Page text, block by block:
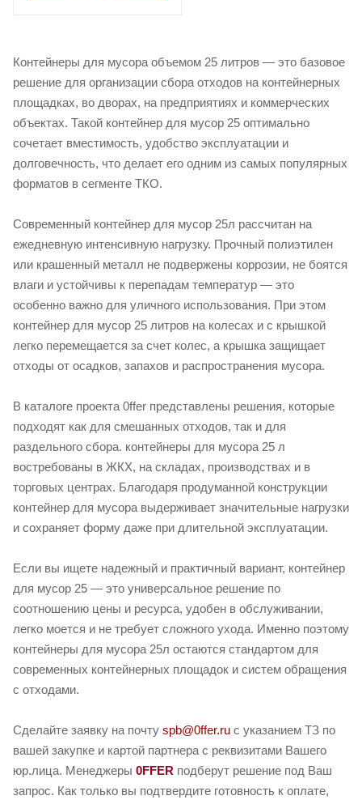
Контейнеры для мусора объемом 25 литров — это базовое
решение для организации сбора отходов на контейнерных
площадках, во дворах, на предприятиях и коммерческих
объектах. Такой контейнер для мусор 25 оптимально
сочетает вместимость, удобство эксплуатации и
долговечность, что делает его одним из самых популярных
форматов в сегменте ТКО.
Современный контейнер для мусор 25л рассчитан на
ежедневную интенсивную нагрузку. Прочный полиэтилен
или крашенный металл не подвержены коррозии, не боятся
влаги и устойчивы к перепадам температур — это
особенно важно для уличного использования. При этом
контейнер для мусор 25 литров на колесах и с крышкой
легко перемещается за счет колес, а крышка защищает
отходы от осадков, запахов и распространения мусора.
В каталоге проекта 0ffer представлены решения, которые
подходят как для смешанных отходов, так и для
раздельного сбора. контейнеры для мусора 25 л
востребованы в ЖКХ, на складах, производствах и в
торговых центрах. Благодаря продуманной конструкции
контейнер для мусора выдерживает значительные нагрузки
и сохраняет форму даже при длительной эксплуатации.
Если вы ищете надежный и практичный вариант, контейнер
для мусор 25 — это универсальное решение по
соотношению цены и ресурса, удобен в обслуживании,
легко моется и не требует сложного ухода. Именно поэтому
контейнеры для мусора 25л остаются стандартом для
современных контейнерных площадок и систем обращения
с отходами.
Сделайте заявку на почту spb@0ffer.ru с указанием ТЗ по
вашей закупке и картой партнера с реквизитами Вашего
юр.лица. Менеджеры 0FFER подберут решение под Ваш
запрос. Как только вы подтвердите готовность к оплате,